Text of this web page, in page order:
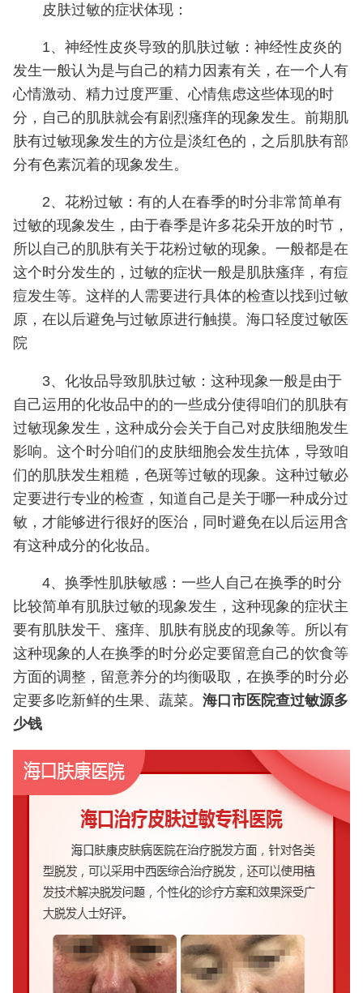
皮肤过敏的症状体现：
1、神经性皮炎导致的肌肤过敏：神经性皮炎的
发生一般认为是与自己的精力因素有关，在一个人有
心情激动、精力过度严重、心情焦虑这些体现的时
分，自己的肌肤就会有剧烈瘙痒的现象发生。前期肌
肤有过敏现象发生的方位是淡红色的，之后肌肤有部
分有色素沉着的现象发生。
2、花粉过敏：有的人在春季的时分非常简单有
过敏的现象发生，由于春季是许多花朵开放的时节，
所以自己的肌肤有关于花粉过敏的现象。一般都是在
这个时分发生的，过敏的症状一般是肌肤瘙痒，有痘
痘发生等。这样的人需要进行具体的检查以找到过敏
原，在以后避免与过敏原进行触摸。海口轻度过敏医
院
3、化妆品导致肌肤过敏：这种现象一般是由于
自己运用的化妆品中的的一些成分使得咱们的肌肤有
过敏现象发生，这种成分会关于自己对皮肤细胞发生
影响。这个时分咱们的皮肤细胞会发生抗体，导致咱
们的肌肤发生粗糙，色斑等过敏的现象。这种过敏必
定要进行专业的检查，知道自己是关于哪一种成分过
敏，才能够进行很好的医治，同时避免在以后运用含
有这种成分的化妆品。
4、换季性肌肤敏感：一些人自己在换季的时分
比较简单有肌肤过敏的现象发生，这种现象的症状主
要有肌肤发干、瘙痒、肌肤有脱皮的现象等。所以有
这种现象的人在换季的时分必定要留意自己的饮食等
方面的调整，留意养分的均衡吸取，在换季的时分必
定要多吃新鲜的生果、蔬菜。 海口市医院查过敏源多
少钱